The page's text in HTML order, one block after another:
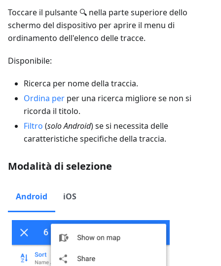
Toccare il pulsante 🔍 nella parte superiore dello
schermo del dispositivo per aprire il menu di
ordinamento dell'elenco delle tracce.
Disponibile:
Ricerca per nome della traccia.
Ordina per per una ricerca migliore se non si
ricorda il titolo.
Filtro (solo Android) se si necessita delle
caratteristiche specifiche della traccia.
Modalità di selezione
Android iOS